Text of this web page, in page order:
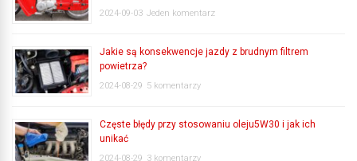
2024-09-03 Jeden komentarz
Jakie są konsekwencje jazdy z brudnym filtrem
powietrza?
2024-08-29 5 komentarzy
Częste błędy przy stosowaniu oleju5W30 i jak ich
unikać
2024-08-29 3 komentarzy